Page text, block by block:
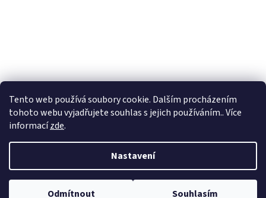
Tento web používá soubory cookie. Dalším procházením
tohoto webu vyjadřujete souhlas s jejich používáním.. Více
informacízde.
Nastavení
Odmítnout Souhlasím